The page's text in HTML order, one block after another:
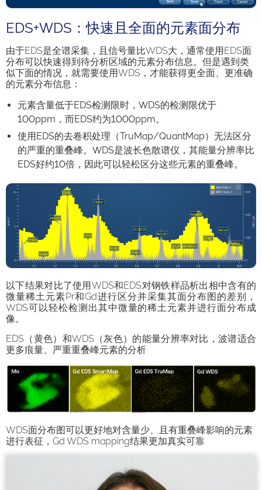
​EDS+WDS：快速且全面的元素面分布
由于EDS是全谱采集，且信号量比WDS大，通常使用EDS面
分布可以快速得到待分析区域的元素分布信息。但是遇到类
似下面的情况，就需要使用WDS，才能获得更全面、更准确
的元素分布信息：
元素含量低于EDS检测限时，WDS的检测限优于
100ppm，而EDS约为1000ppm。
使用EDS的去卷积处理（TruMap/QuantMap）无法区分
的严重的重叠峰。WDS是波长色散谱仪，其能量分辨率比
EDS好约10倍，因此可以轻松区分这些元素的重叠峰。
以下结果对比了使用WDS和EDS对钢铁样品析出相中含有的
微量稀土元素Pr和Gd进行区分并采集其面分布图的差别，
WDS可以轻松检测出其中微量的稀土元素并进行面分布成
像。
​EDS（黄色）和WDS（灰色）的能量分辨率对比，波谱适合
更多痕量、严重重叠峰元素的分析
WDS面分布图可以更好地对含量少、且有重叠峰影响的元素
进行表征，Gd WDS mapping结果更加真实可靠